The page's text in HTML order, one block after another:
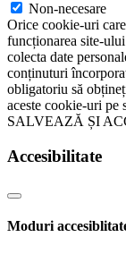
Non-necesare
Orice cookie-uri
funcționarea site-
colecta date
conținuturi
obligatoriu să
aceste cookie-uri pe
SALVEAZĂ ȘI
Accesibilitate
Moduri